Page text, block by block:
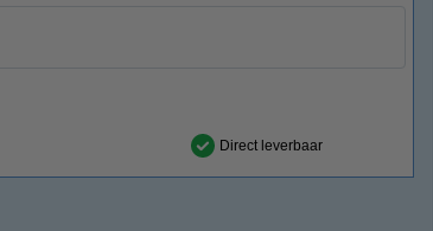
Direct leverbaar